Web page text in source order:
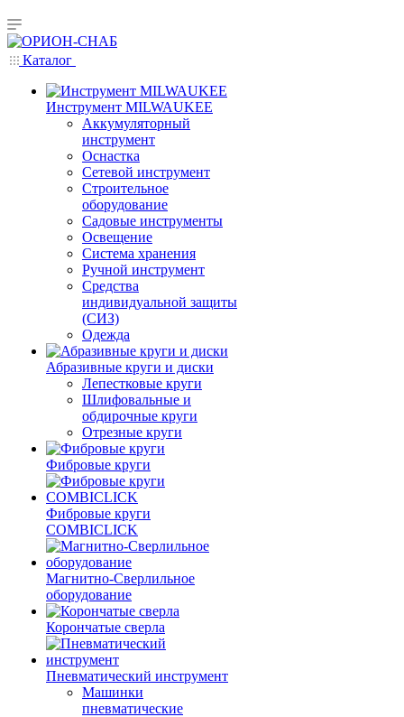
Каталог
Инструмент MILWAUKEE
Аккумуляторный
инструмент
Оснастка
Сетевой инструмент
Строительное
оборудование
Садовые инструменты
Освещение
Система хранения
Ручной инструмент
Средства
индивидуальной защиты
(СИЗ)
Одежда
Абразивные круги и диски
Лепестковые круги
Шлифовальные и
обдирочные круги
Отрезные круги
Фибровые круги
Фибровые круги
COMBICLICK
Магнитно-Сверлильное
оборудование
Корончатые сверла
Пневматический инструмент
Машинки
пневматические